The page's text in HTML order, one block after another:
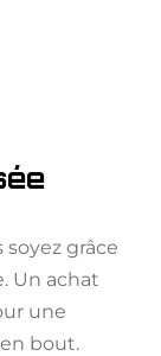
grâce
Un achat
une
bout.